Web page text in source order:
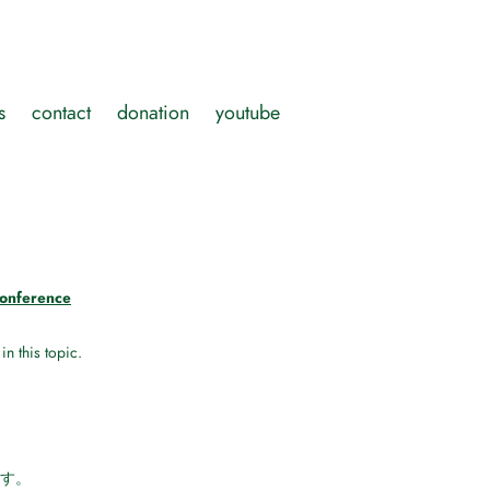
contact donation youtube
in this topic.
。